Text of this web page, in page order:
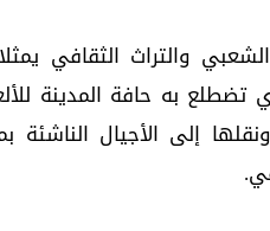
والتراث الثقافي
تضطلع به حافة المدينة
ونقلها إلى الأجيال